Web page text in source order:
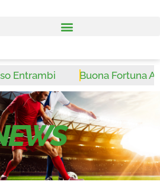
Buona Fortuna Antonio